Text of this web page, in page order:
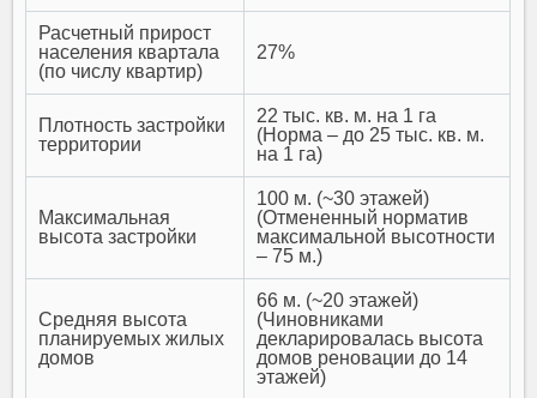
Расчетный прирост
населения квартала
(по числу квартир)
27%
Плотность застройки
территории
22 тыс. кв. м. на 1 га
(Норма – до 25 тыс. кв. м.
на 1 га)
Максимальная
высота застройки
100 м. (~30 этажей)
(Отмененный норматив
максимальной высотности
– 75 м.)
Средняя высота
планируемых жилых
домов
66 м. (~20 этажей)
(Чиновниками
декларировалась высота
домов реновации до 14
этажей)